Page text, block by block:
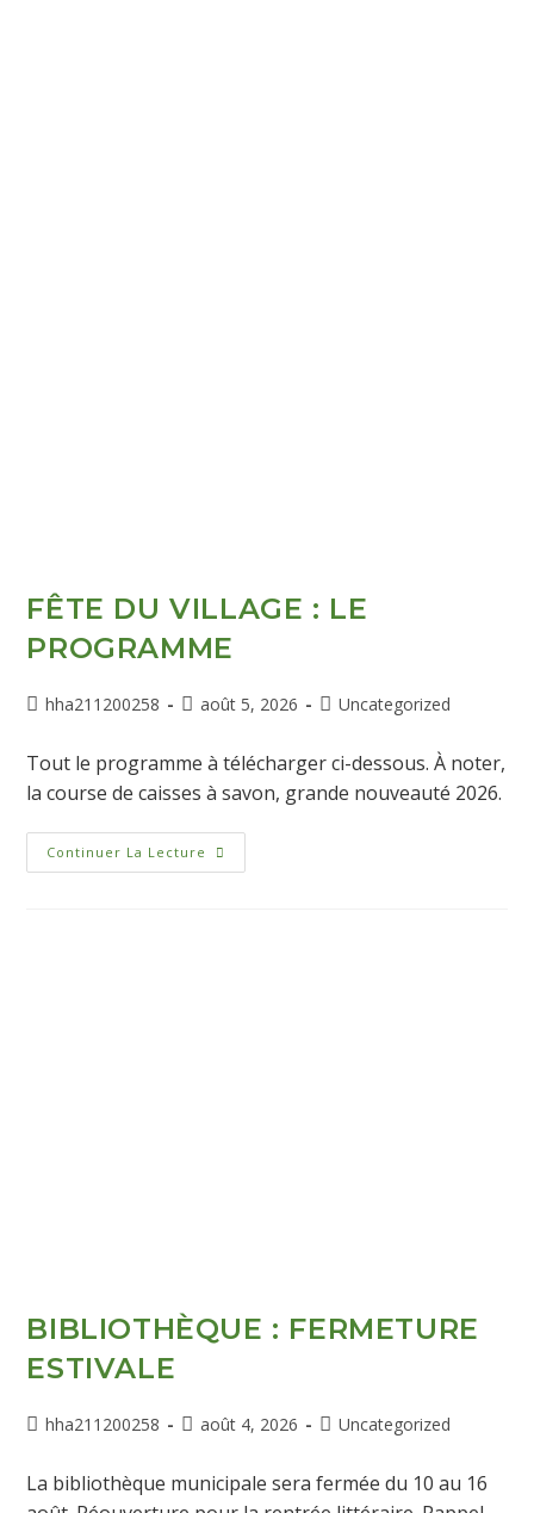
FÊTE DU VILLAGE : LE
PROGRAMME
hha211200258 août 5, 2026 Uncategorized
Tout le programme à télécharger ci-dessous. À noter,
la course de caisses à savon, grande nouveauté 2026.
Continuer La Lecture
BIBLIOTHÈQUE : FERMETURE
ESTIVALE
hha211200258 août 4, 2026 Uncategorized
La bibliothèque municipale sera fermée du 10 au 16